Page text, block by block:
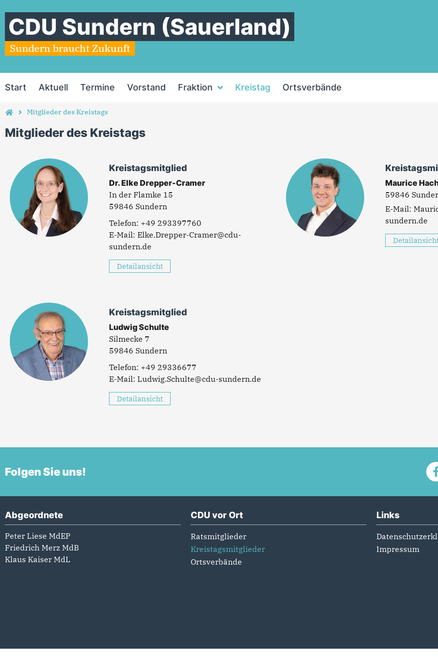
CDU Sundern (Sauerland)
Sundern braucht Zukunft
Start Aktuell Termine Vorstand Fraktion Kreistag Ortsverbände
Mitglieder des Kreistags
Mitglieder des Kreistags
Kreistagsmitglied
Dr. Elke Drepper-Cramer
In der Flamke 15
59846 Sundern
293397760
Elke.Drepper-Cramer@cdu-
sundern.de
Detailansicht
Maurice
59846
sundern.de
Kreistagsmitglied
Ludwig Schulte
Silmecke 7
59846 Sundern
29336677
Ludwig.Schulte@cdu-sundern.de
Detailansicht
Folgen Sie uns!
Abgeordnete
Peter Liese MdEP
Friedrich Merz MdB
Klaus Kaiser MdL
CDU vor Ort
Ratsmitglieder
Kreistagsmitglieder
Ortsverbände
Links
Impressum